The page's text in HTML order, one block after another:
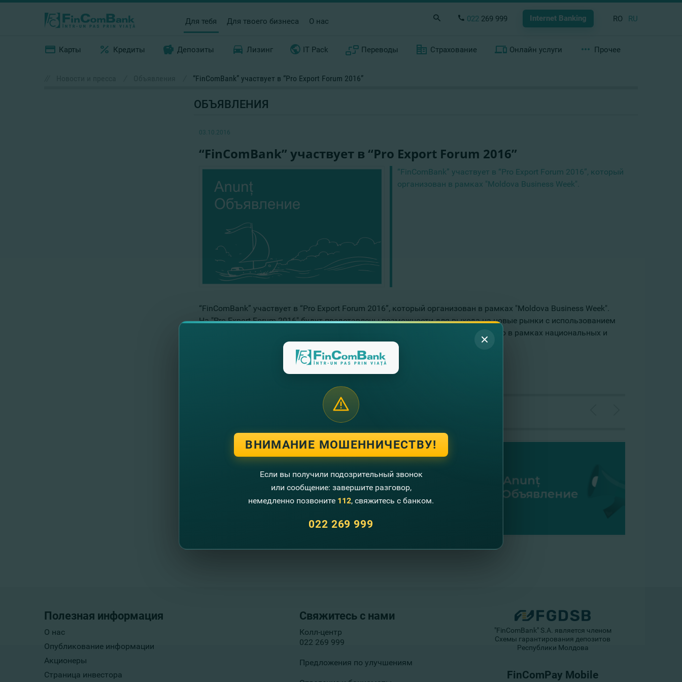
Для тебя Для твоего бизнеса О нас 022 269 999 Internet Banking RO RU
Карты Кредиты Депозиты Лизинг IT Pack Переводы Страхование Онлайн услуги Прочее
“FinComBank” участвует в “Pro Export Forum 2016”
ОБЪЯВЛЕНИЯ
03.10.2016
“FinComBank” участвует в “Pro Export Forum 2016”
“FinComBank” участвует в “Pro Export Forum 2016”, который
организован в рамках "Moldova Business Week".
“FinComBank” участвует в “Pro Export Forum 2016”, который организован в рамках "Moldova Business Week".
На "Pro Export Forum 2016" будут представлены возможности для выхода на новые рынки с использованием
методов по стимулированию экспорта, а также для доступа к финансированию в рамках национальных и
международных программ поддержки местных экономических агентов и т.д.
Полезная информация
О нас
Опубликование информации
Акционеры
Страница инвестора
Свяжитесь с нами
Колл-центр
022 269 999
Предложения по улучшениям
"FinComBank" S.A. является членом
Схемы гарантирования депозитов
Республики Молдова
FinComPay Mobile
ВНИМАНИЕ МОШЕННИЧЕСТВУ!
Если вы получили подозрительный звонок
или сообщение: завершите разговор,
немедленно позвоните 112, свяжитесь с банком.
022 269 999